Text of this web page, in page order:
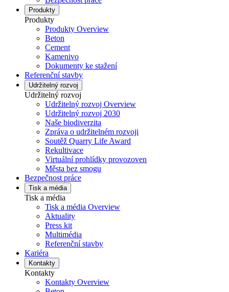
Produkty
Produkty
Produkty Overview
Beton
Cement
Kamenivo
Dokumenty ke stažení
Referenční stavby
Udržitelný rozvoj
Udržitelný rozvoj
Udržitelný rozvoj Overview
Udržitelný rozvoj 2030
Naše biodiverzita
Zpráva o udržitelném rozvoji
Soutěž Quarry Life Award
Rekultivace
Virtuální prohlídky provozoven
Města bez smogu
Bezpečnost práce
Tisk a média
Tisk a média
Tisk a média Overview
Aktuality
Press kit
Multimédia
Referenční stavby
Kariéra
Kontakty
Kontakty
Kontakty Overview